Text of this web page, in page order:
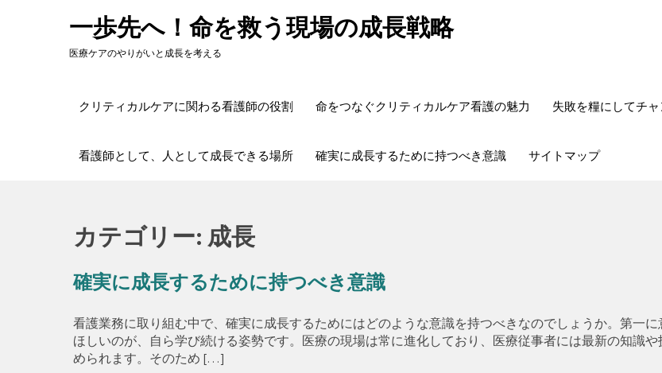
一歩先へ！命を救う現場の成長戦略
医療ケアのやりがいと成長を考える
クリティカルケアに関わる看護師の役割 命をつなぐクリティカルケア看護の魅力 失敗を糧にしてチ
看護師として、人として成長できる場所 確実に成長するために持つべき意識 サイトマップ
カテゴリー: 成長
確実に成長するために持つべき意識
看護業務に取り組む中で、確実に成長するためにはどのような意識を持つべきなのでしょうか。第一に
ほしいのが、自ら学び続ける姿勢です。医療の現場は常に進化しており、医療従事者には最新の知識や
められます。そのため […]